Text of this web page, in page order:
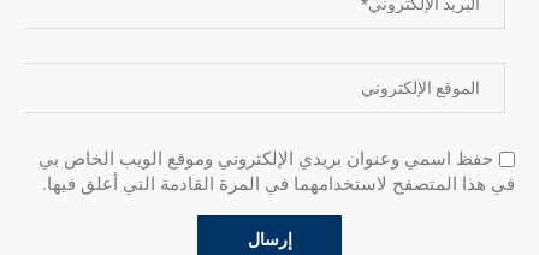
حفظ اسمي وعنوان بريدي الإلكتروني وموقع الويب الخاص بي
في هذا المتصفح لاستخدامهما في المرة القادمة التي أعلق فيها.